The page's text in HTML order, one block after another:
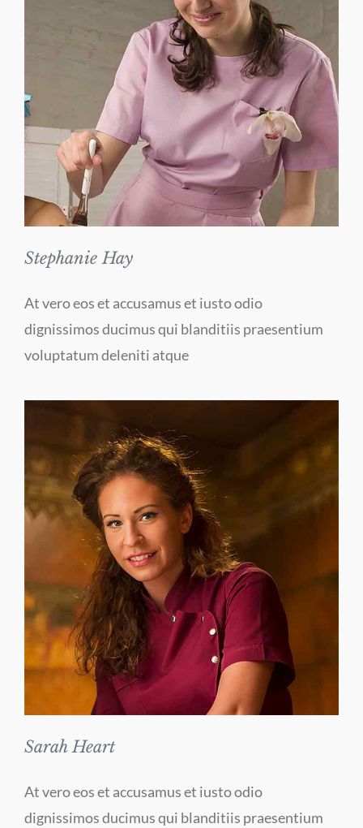
Stephanie Hay
At vero eos et accusamus et iusto odio
dignissimos ducimus qui blanditiis praesentium
voluptatum deleniti atque
Sarah Heart
At vero eos et accusamus et iusto odio
dignissimos ducimus qui blanditiis praesentium